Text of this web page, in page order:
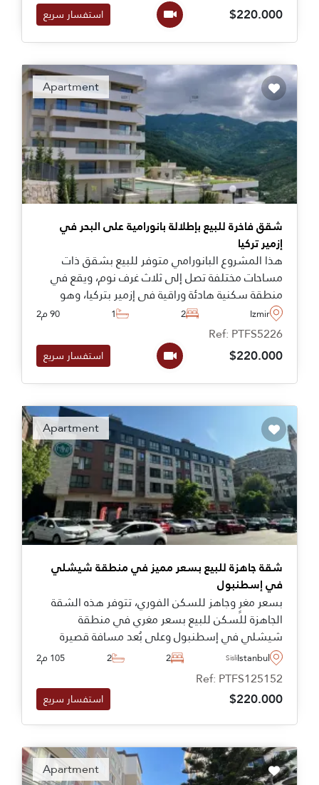
$220.000 استفسار سريع
Apartment
شقق فاخرة للبيع بإطلالة بانورامية على البحر في
إزمير تركيا
هذا المشروع البانورامي متوفر للبيع بشقق ذات
مساحات مختلفة تصل إلى ثلاث غرف نوم، ويقع في
منطقة سكنية هادئة وراقية في إزمير بتركيا، وهو
مجهز بمجموعة كاملة من المرافق الاجتماعية داخلياً.
Izmir
2
1 90 م2
Ref: PTFS5226
$220.000 استفسار سريع
Apartment
شقة جاهزة للبيع بسعر مميز في منطقة شيشلي
في إسطنبول
بسعر مغرٍ وجاهز للسكن الفوري، تتوفر هذه الشقة
الجاهزة للسكن للبيع بسعر مغري في منطقة
شيشلي في إسطنبول وعلى بُعد مسافة قصيرة
سيراً على الأقدام من المرافق اليومية ووسائل النقل،
حيث تشكل جزء من مشروع سكني بوتيكي يوفّر
مواقف سيارات وخدمات أمن وحراسة على مدار الساعة.
Istanbul
Sisli
2
2 105 م2
Ref: PTFS125152
$220.000 استفسار سريع
Apartment